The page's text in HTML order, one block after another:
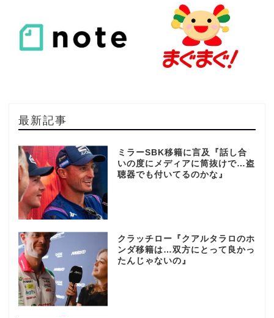
最新記事
ミラーSBK移籍に言及『話し合
いの度にメディアに筒抜けで…盗
聴器でも付いてるのかな』
クラッチロー『クアルタラロのホ
ンダ移籍は…双方にとって良かっ
たんじゃないの』